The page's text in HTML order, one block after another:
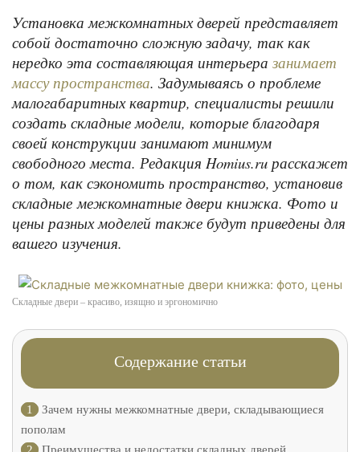
Установка межкомнатных дверей представляет
собой достаточно сложную задачу, так как
нередко эта составляющая интерьера занимает
массу пространства. Задумываясь о проблеме
малогабаритных квартир, специалисты решили
создать складные модели, которые благодаря
своей конструкции занимают минимум
свободного места. Редакция Homius.ru расскажет
о том, как сэкономить пространство, установив
складные межкомнатные двери книжка. Фото и
цены разных моделей также будут приведены для
вашего изучения.
Складные двери – красиво, изящно и эргономично
Содержание статьи
1
Зачем нужны межкомнатные двери, складывающиеся
пополам